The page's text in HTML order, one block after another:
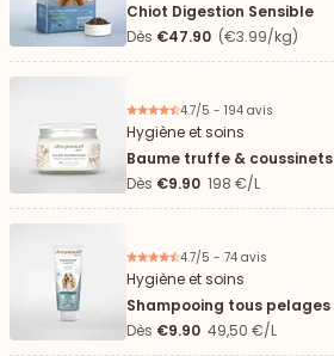
Chiot Digestion Sensible
Dès €47.90 (€3.99/kg)
4.7/5 - 194 avis
Hygiène et soins
Baume truffe & coussinets
Dès €9.90 198 €/L
4.7/5 - 74 avis
Hygiène et soins
Shampooing tous pelages
Dès €9.90 49,50 €/L